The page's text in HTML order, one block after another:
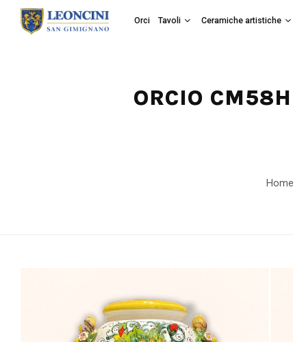
Orci Tavoli Ceramiche artistiche
ORCIO
Home